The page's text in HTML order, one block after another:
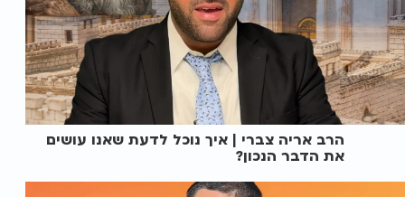
הרב אריה צברי | איך נוכל לדעת שאנו עושים
את הדבר הנכון?